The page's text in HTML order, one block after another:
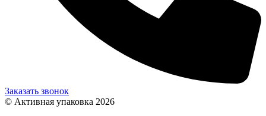
Заказать звонок
© Активная упаковка 2026